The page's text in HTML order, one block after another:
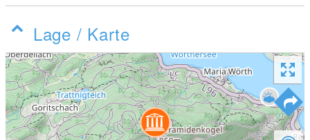
Lage / Karte